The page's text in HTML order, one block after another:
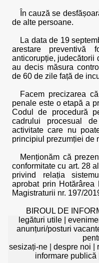
În cauză se
de alte persoane.
La data de 19
arestare preventivă
anticorupție, judecătorii
au decis măsura
de 60 de zile față de
Facem precizarea
penale este o etapă a
Codul de procedură
cadrului procesual
activitate care nu
principiul prezumției de
Menționăm că
conformitate cu art. 28
privind relația
aprobat prin Hotărârea
Magistraturii nr. 197/
BIROUL DE
legături utile
anunțuri/posturi
sesizați-ne| despre noi
informare publică